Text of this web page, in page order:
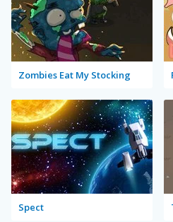
Zombies Eat My Stocking
Spect